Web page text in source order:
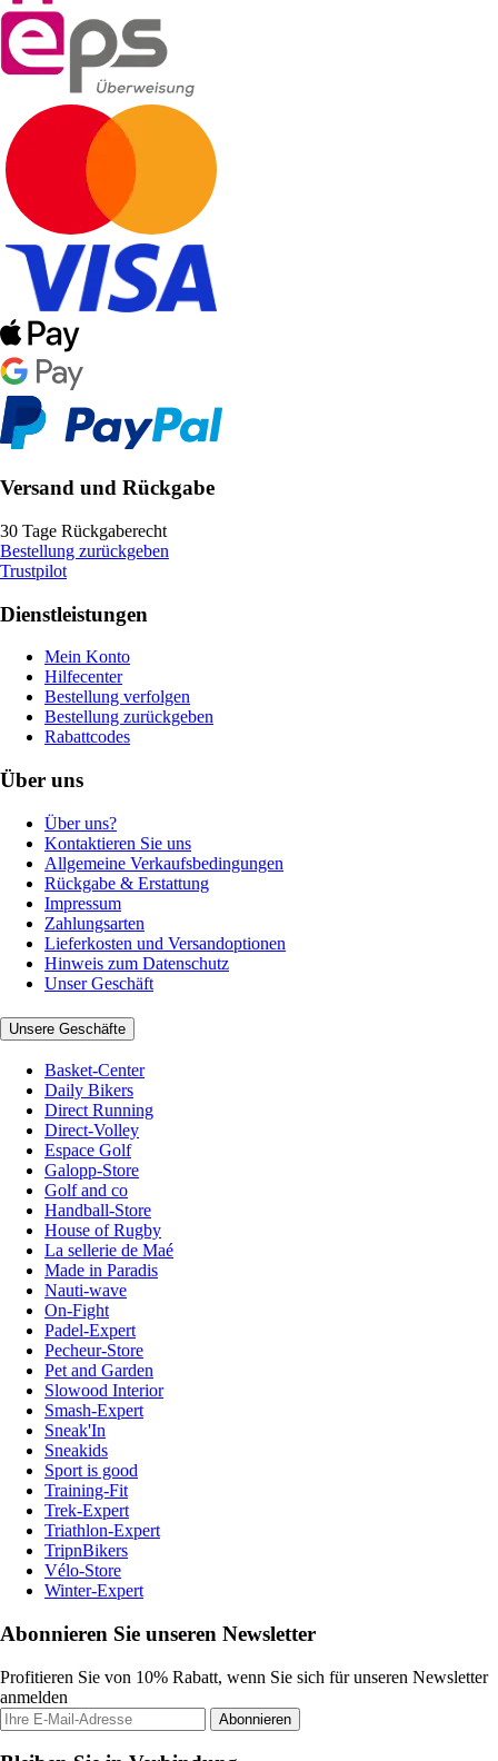
Versand und Rückgabe
30 Tage Rückgaberecht
Bestellung zurückgeben
Trustpilot
Dienstleistungen
Mein Konto
Hilfecenter
Bestellung verfolgen
Bestellung zurückgeben
Rabattcodes
Über uns
Über uns?
Kontaktieren Sie uns
Allgemeine Verkaufsbedingungen
Rückgabe & Erstattung
Impressum
Zahlungsarten
Lieferkosten und Versandoptionen
Hinweis zum Datenschutz
Unser Geschäft
Unsere Geschäfte
Basket-Center
Daily Bikers
Direct Running
Direct-Volley
Espace Golf
Galopp-Store
Golf and co
Handball-Store
House of Rugby
La sellerie de Maé
Made in Paradis
Nauti-wave
On-Fight
Padel-Expert
Pecheur-Store
Pet and Garden
Slowood Interior
Smash-Expert
Sneak'In
Sneakids
Sport is good
Training-Fit
Trek-Expert
Triathlon-Expert
TripnBikers
Vélo-Store
Winter-Expert
Abonnieren Sie unseren Newsletter
Profitieren Sie von 10% Rabatt, wenn Sie sich für unseren Newsletter
anmelden
Abonnieren